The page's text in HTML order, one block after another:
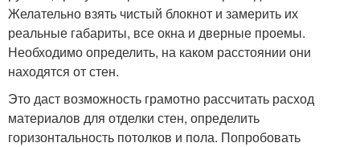
Желательно взять чистый блокнот и замерить их
реальные габариты, все окна и дверные проемы.
Необходимо определить, на каком расстоянии они
находятся от стен.
Это даст возможность грамотно рассчитать расход
материалов для отделки стен, определить
горизонтальность потолков и пола. Попробовать